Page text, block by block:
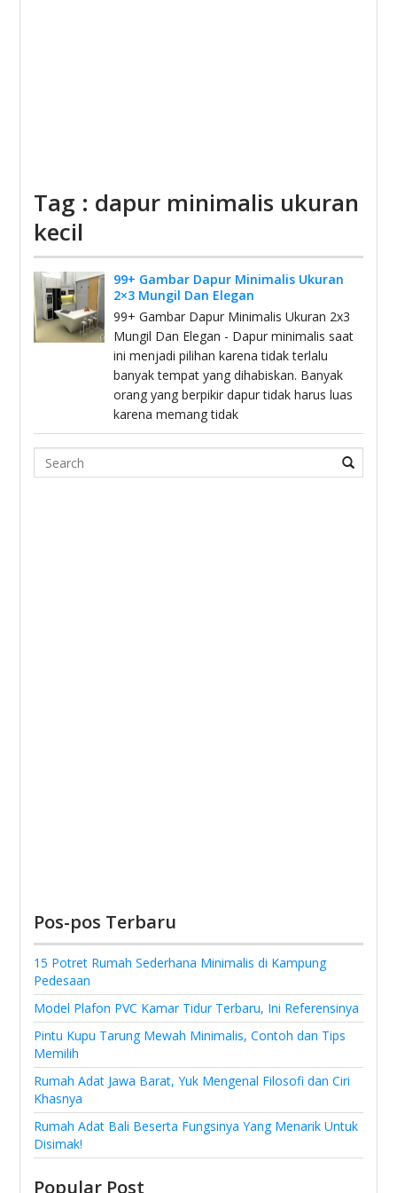
Tag : dapur minimalis ukuran
kecil
99+ Gambar Dapur Minimalis Ukuran
2×3 Mungil Dan Elegan
99+ Gambar Dapur Minimalis Ukuran 2x3
Mungil Dan Elegan - Dapur minimalis saat
ini menjadi pilihan karena tidak terlalu
banyak tempat yang dihabiskan. Banyak
orang yang berpikir dapur tidak harus luas
karena memang tidak
Search
Pos-pos Terbaru
15 Potret Rumah Sederhana Minimalis di Kampung
Pedesaan
Model Plafon PVC Kamar Tidur Terbaru, Ini Referensinya
Pintu Kupu Tarung Mewah Minimalis, Contoh dan Tips
Memilih
Rumah Adat Jawa Barat, Yuk Mengenal Filosofi dan Ciri
Khasnya
Rumah Adat Bali Beserta Fungsinya Yang Menarik Untuk
Disimak!
Popular Post